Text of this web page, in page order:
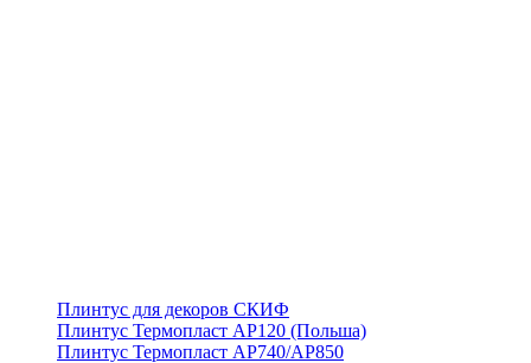
Плинтус для декоров СКИФ
Плинтус Термопласт АР120 (Польша)
Плинтус Термопласт АР740/АР850